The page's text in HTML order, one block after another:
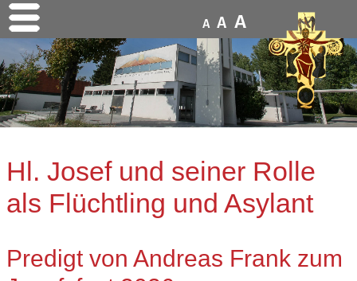
A A A
Hl. Josef und seiner Rolle
als Flüchtling und Asylant
Predigt von Andreas Frank zum